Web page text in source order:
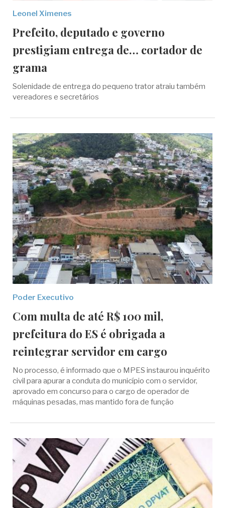
Leonel Ximenes
Prefeito, deputado e governo
prestigiam entrega de… cortador de
grama
Solenidade de entrega do pequeno trator atraiu também
vereadores e secretários
Poder Executivo
Com multa de até R$ 100 mil,
prefeitura do ES é obrigada a
reintegrar servidor em cargo
No processo, é informado que o MPES instaurou inquérito
civil para apurar a conduta do município com o servidor,
aprovado em concurso para o cargo de operador de
máquinas pesadas, mas mantido fora de função